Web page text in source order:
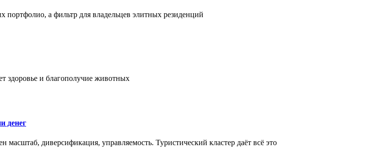
а фильтр для владельцев элитных резиденций
здоровье и благополучие животных
денег
диверсификация, управляемость. Туристический кластер даёт всё это